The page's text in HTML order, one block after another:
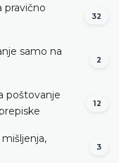
pravično
32
samo na
2
poštovanje
12
3